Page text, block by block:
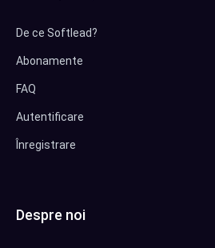
De ce Softlead?
Abonamente
FAQ
Autentificare
Înregistrare
Despre noi